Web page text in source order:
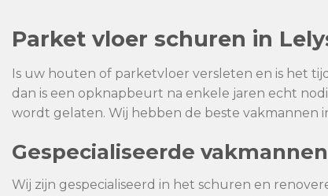
Parket vloer schuren in
Is uw houten of parketvloer versleten en is het
dan is een opknapbeurt na enkele jaren echt
wordt gelaten. Wij hebben de beste vakmannen
Gespecialiseerde
Wij zijn gespecialiseerd in het schuren en